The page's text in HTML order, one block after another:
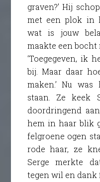
graven?’ Hij
met een plok in
wat is jouw
maakte een bocht
‘Toegegeven, ik
bij. Maar daar
maken.’ Nu
staan. Ze keek
doordringend
hem in haar blik
felgroene ogen
rode haar, ze
Serge merkte
tegen wil en dank